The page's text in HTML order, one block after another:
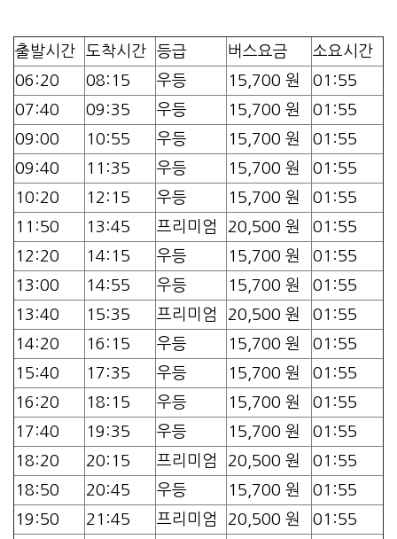
출발시간 도착시간 등급 버스요금
소요시간
06:20
08:15 우등 15,700 원
01:55
07:40
09:35 우등 15,700 원
01:55
09:00
10:55 우등 15,700 원
01:55
09:40
11:35 우등 15,700 원
01:55
10:20
12:15 우등 15,700 원
01:55
11:50
13:45 프리미엄 20,500 원
01:55
12:20
14:15 우등 15,700 원
01:55
13:00
14:55 우등 15,700 원
01:55
13:40
15:35 프리미엄 20,500 원
01:55
14:20
16:15 우등 15,700 원
01:55
15:40
17:35 우등 15,700 원
01:55
16:20
18:15 우등 15,700 원
01:55
17:40
19:35 우등 15,700 원
01:55
18:20
20:15 프리미엄 20,500 원
01:55
18:50
20:45 우등 15,700 원
01:55
19:50
21:45 프리미엄 20,500 원 01:55